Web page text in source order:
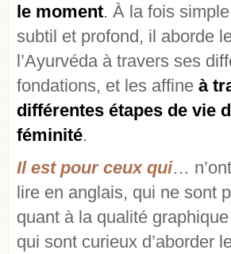
le moment. À la fois
subtil et profond, il aborde
l’Ayurvéda à travers ses
fondations, et les affine à
différentes étapes de vie
féminité.
Il est pour ceux qui…
lire en anglais, qui ne sont
quant à la qualité graphique
qui sont curieux d’aborder